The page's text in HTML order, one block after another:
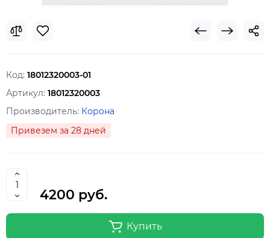
Код: 18012320003-01
Артикул: 18012320003
Производитель: Корона
Привезем за 28 дней
4200 руб.
Купить